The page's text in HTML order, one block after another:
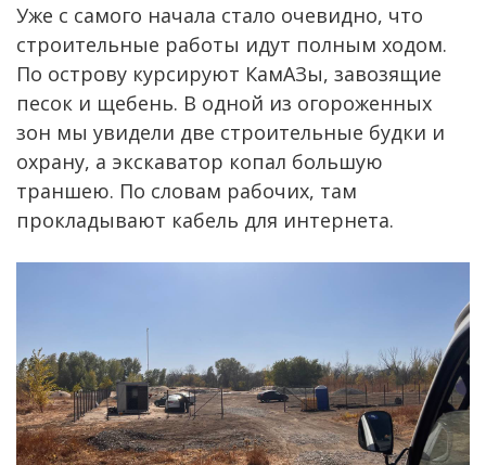
Уже с самого начала стало очевидно, что
строительные работы идут полным ходом.
По острову курсируют КамАЗы, завозящие
песок и щебень. В одной из огороженных
зон мы увидели две строительные будки и
охрану, а экскаватор копал большую
траншею. По словам рабочих, там
прокладывают кабель для интернета.